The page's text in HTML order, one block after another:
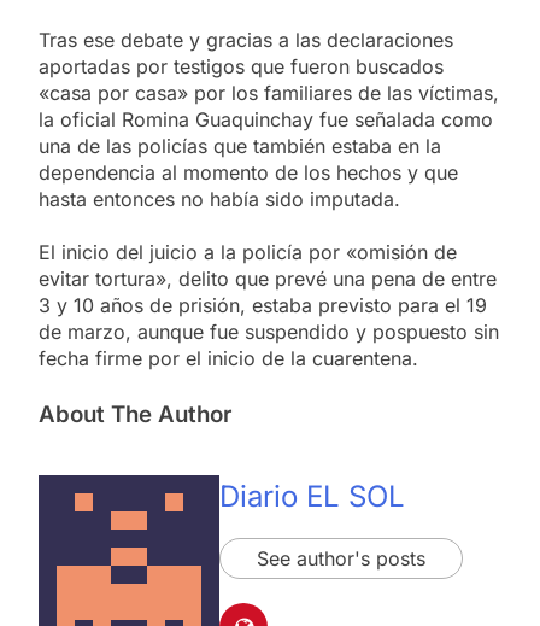
Tras ese debate y gracias a las declaraciones
aportadas por testigos que fueron buscados
«casa por casa» por los familiares de las víctimas,
la oficial Romina Guaquinchay fue señalada como
una de las policías que también estaba en la
dependencia al momento de los hechos y que
hasta entonces no había sido imputada.
El inicio del juicio a la policía por «omisión de
evitar tortura», delito que prevé una pena de entre
3 y 10 años de prisión, estaba previsto para el 19
de marzo, aunque fue suspendido y pospuesto sin
fecha firme por el inicio de la cuarentena.
About The Author
Diario EL SOL
See author's posts